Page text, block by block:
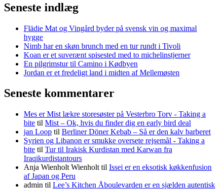
Seneste indlæg
Flädie Mat og Vingård byder på svensk vin og maximal
hygge
Nimb har en skøn brunch med en tur rundt i Tivoli
Koan er et suverænt spisested med to michelinstjerner
En pilgrimstur til Camino i Kødbyen
Jordan er et fredeligt land i midten af Mellemøsten
Seneste kommentarer
Mes er Mist lækre storesøster på Vesterbro Torv - Taking a
bite til Mist – Ok, hvis du finder dig en early bird deal
jan Loop til Berliner Döner Kebab – Så er den kalv barberet
Syrien og Libanon er smukke oversete rejsemål - Taking a
bite til Tur til Irakisk Kurdistan med Karwan fra
Iraqikurdistantours
Anja Wienholt Wienholt til Issei er en eksotisk køkkenfusion
af Japan og Peru
admin til Lee’s Kitchen Åboulevarden er en sjælden autentisk